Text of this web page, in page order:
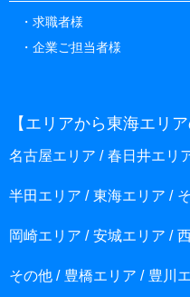
求職者様
企業ご担当者様
【エリアから東海エリ
名古屋エリア 春日井エリ
半田エリア 東海エリア
岡崎エリア 安城エリア
その他 豊橋エリア 豊川